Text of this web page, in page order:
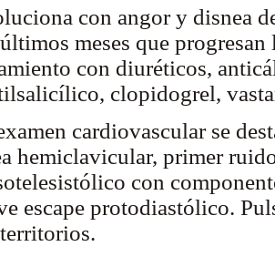
con angor y disnea
meses que
con diuréticos,
clopidogrel,
cardiovascular se
hemiclavicular, primer
con
escape protodiastólico.